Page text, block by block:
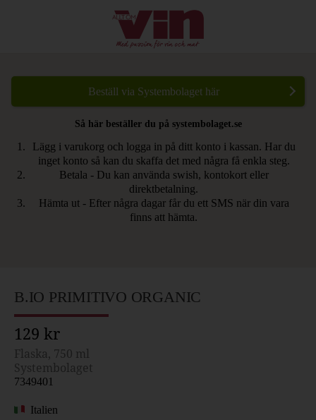
B.IO PRIMITIVO ORGANIC
129 kr
Flaska, 750 ml
Systembolaget
7349401
Italien
Beställ via Systembolaget här
Så här beställer du på systembolaget.se
Lägg i varukorg och logga in på ditt konto i kassan. Har du
inget konto så kan du skaffa det med några få enkla steg.
Betala - Du kan använda swish, kontokort eller
direktbetalning.
Hämta ut - Efter några dagar får du ett SMS när din vara
finns att hämta.